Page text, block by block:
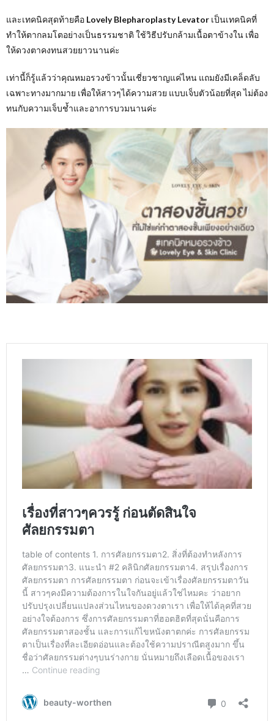
และเทคนิคสุดท้ายคือ Lovely Blepharoplasty Levator เป็นเทคนิคที่
ทำให้ตากลมโตอย่างเป็นธรรมชาติ ใช้วิธีปรับกล้ามเนื้อตาข้างใน เพื่อ
ให้ดวงตาคงทนสวยยาวนานค่ะ
เท่านี้ก็รู้แล้วว่าคุณหมอรวงข้าวนั้นเชี่ยวชาญแค่ไหน แถมยังมีเคล็ดลับ
เฉพาะทางมากมาย เพื่อให้สาวๆได้ความสวย แบบเจ็บตัวน้อยที่สุด ไม่ต้อง
ทนกับความเจ็บช้ำและอาการบวมนานค่ะ